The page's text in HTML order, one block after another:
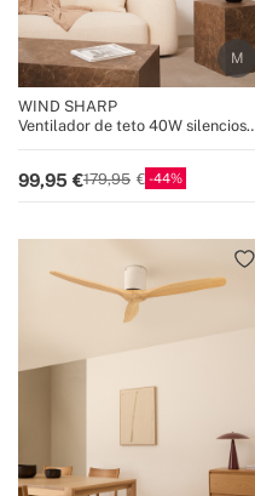
WIND SHARP
Ventilador de teto 40W silencioso
99,95 179,95 44